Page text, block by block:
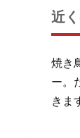
近
焼き
ー。
きま